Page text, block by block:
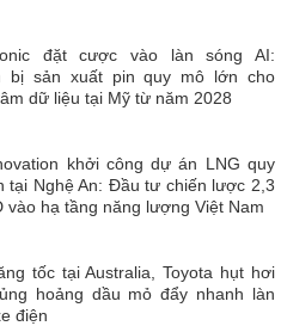
đặt cược vào làn sóng AI:
bị sản xuất pin quy mô lớn cho
dữ liệu tại Mỹ từ năm 2028
khởi công dự án LNG quy
tại Nghệ An: Đầu tư chiến lược 2,3
vào hạ tầng năng lượng Việt Nam
tốc tại Australia, Toyota hụt hơi
hoảng dầu mỏ đẩy nhanh làn
điện